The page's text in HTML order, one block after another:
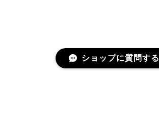
ショップに質問する